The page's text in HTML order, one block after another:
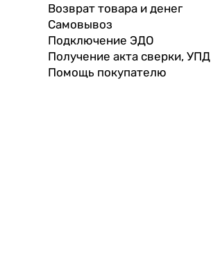
Возврат товара и денег
Самовывоз
Подключение ЭДО
Получение акта сверки, УПД
Помощь покупателю